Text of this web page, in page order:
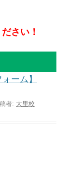
さい！
ーム】
者: 大里校